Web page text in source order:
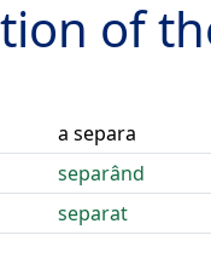
of
a separa
separând
separat